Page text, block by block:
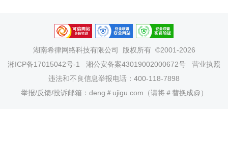
湖南希律网络科技有限公司
版权所有 ©2001-2026
湘ICP备17015042号-1
湘公安备案43019002000672号
营业执照
违法和不良信息举报电话：400-118-7898
举报/反馈/投诉邮箱：deng＃ujigu.com（请将＃替换成@）